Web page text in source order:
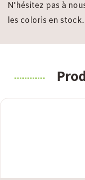
N'hésitez pas à
les coloris en stock.